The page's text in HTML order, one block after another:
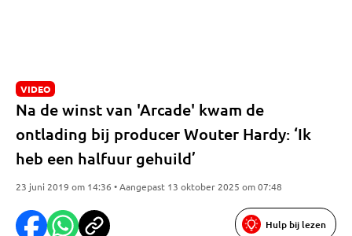
VIDEO
Na de winst van 'Arcade' kwam de
ontlading bij producer Wouter Hardy: ‘Ik
heb een halfuur gehuild’
23 juni 2019 om 14:36 • Aangepast 13 oktober 2025 om 07:48
Hulp bij lezen